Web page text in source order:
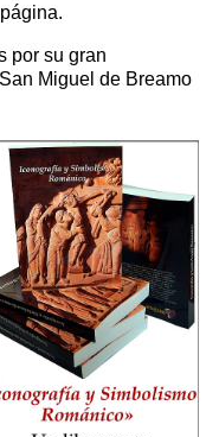
por su gran
Miguel de Breamo